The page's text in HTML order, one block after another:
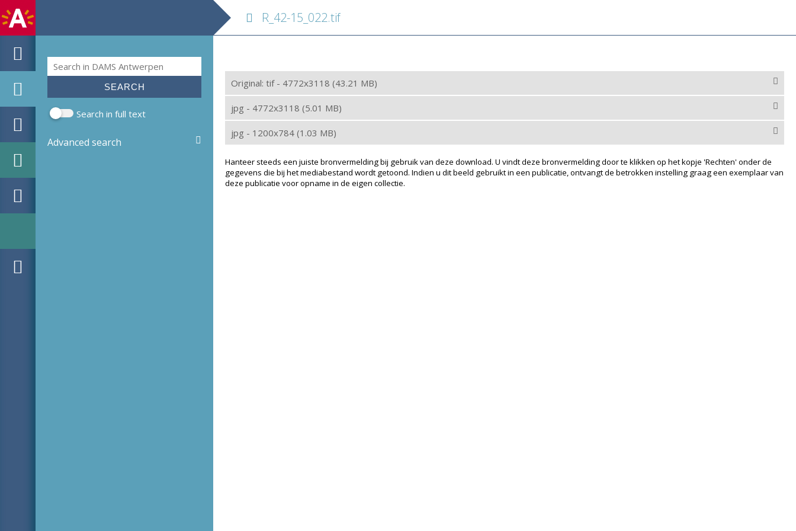
Search form
Search
Search in full text
Advanced search
R_42-15_022.tif
Original: tif - 4772x3118 (43.21 MB)
jpg - 4772x3118 (5.01 MB)
jpg - 1200x784 (1.03 MB)
Hanteer steeds een juiste bronvermelding bij gebruik van deze download. U vindt deze bronvermelding door te klikken op het kopje 'Rechten' onder de
gegevens die bij het mediabestand wordt getoond. Indien u dit beeld gebruikt in een publicatie, ontvangt de betrokken instelling graag een exemplaar van
deze publicatie voor opname in de eigen collectie.